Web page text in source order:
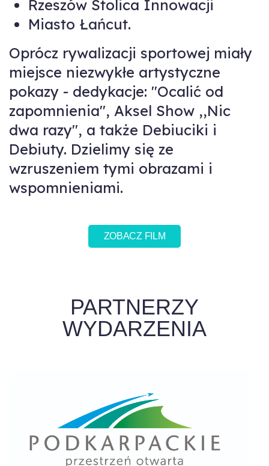
Rzeszów Stolica Innowacji
Miasto Łańcut.
Oprócz rywalizacji sportowej miały
miejsce niezwykłe artystyczne
pokazy - dedykacje: "Ocalić od
zapomnienia", Aksel Show ,,Nic
dwa razy", a także Debiuciki i
Debiuty. Dzielimy się ze
wzruszeniem tymi obrazami i
wspomnieniami.
ZOBACZ FILM
PARTNERZY
WYDARZENIA